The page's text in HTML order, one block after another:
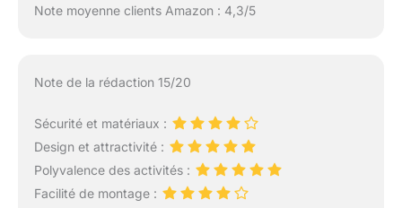
Note moyenne clients Amazon : 4,3/5
Note de la rédaction 15/20
Sécurité et matériaux :
Design et attractivité :
Polyvalence des activités :
Facilité de montage :